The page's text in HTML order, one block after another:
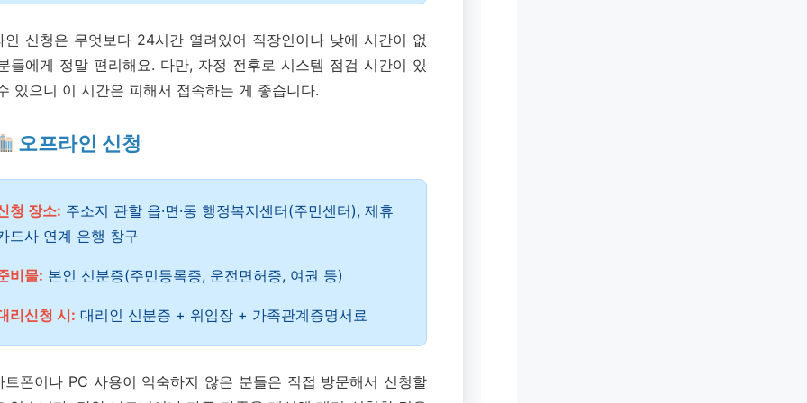
인 신청은 무엇보다 24시간 열려있어 직장인이나 낮에 시간이 없
들에게 정말 편리해요. 다만, 자정 전후로 시스템 점검 시간이 있
있으니 이 시간은 피해서 접속하는 게 좋습니다.
오프라인 신청
청 장소: 주소지 관할 읍·면·동 행정복지센터(주민센터), 제휴
드사 연계 은행 창구
비물: 본인 신분증(주민등록증, 운전면허증, 여권 등)
리신청 시: 대리인 신분증 + 위임장 + 가족관계증명서료
트폰이나 PC 사용이 익숙하지 않은 분들은 직접 방문해서 신청할